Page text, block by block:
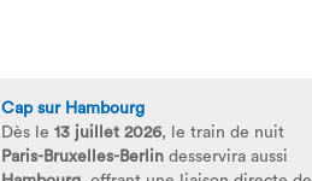
Cap sur Hambourg
Dès le 13 juillet 2026, le train de nuit
Paris-Bruxelles-Berlin desservira aussi